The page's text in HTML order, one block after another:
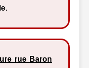
rue Baron